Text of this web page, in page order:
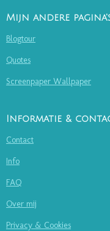
Mijn andere
Blogtour
Quotes
Screenpaper Wallpaper
Informatie &
Contact
Info
FAQ
Over mij
Privacy & Cookies